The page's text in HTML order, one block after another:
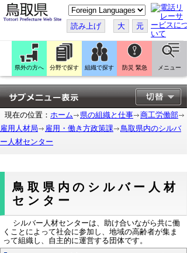
こ
の
ペ
ー
ジ
翻
訳
す
る
読み上げ 大 元
県外の方へ 分野で探す 組織で探す 防災 緊急 メニュー
現在の位置： ホーム 県の組織と仕事
商工労働部
雇用人材局
雇用・働き方政策課
鳥取県内のシルバ
ー人材センター
鳥取県内のシルバー人材
センター
シルバー人材センターは、助け合いながら共に働
くことによって社会に参加し、地域の高齢者が集ま
って組織し、自主的に運営する団体です。